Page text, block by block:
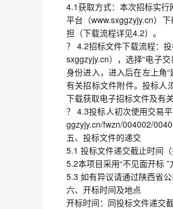
4.1获取方式：本次招标实
平台（www.sxggzyjy.cn）
担（下载流程详见4.2）。
？ 4.2招标文件下载流程：
sxggzyjy.cn），选择“电子
身份进入，进入后在左上角
有关招标文件附件。投标人
下载获取电子招标文件及有
？ 4.3投标人初次使用交易
ggzyjy.cn/fwzn/004002/
五、投标文件的递交
5.1 投标文件递交截止时间
5.2本项目采用“不见面开标
5.3 如有异议请通过陕西省
六、开标时间及地点
开标时间：同投标文件递交截